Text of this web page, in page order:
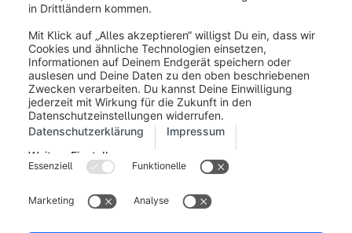
Allgemeine Geschäftsbedingungen